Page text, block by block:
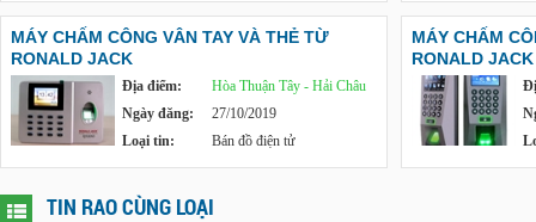
MÁY CHẤM CÔNG VÂN TAY VÀ THẺ TỪ
RONALD JACK
Địa điểm:
Hòa Thuận Tây - Hải Châu
Ngày đăng:
27/10/2019
Loại tin:
Bán đồ điện tử
MÁY CHẤM
RONALD JACK
TIN RAO CÙNG LOẠI